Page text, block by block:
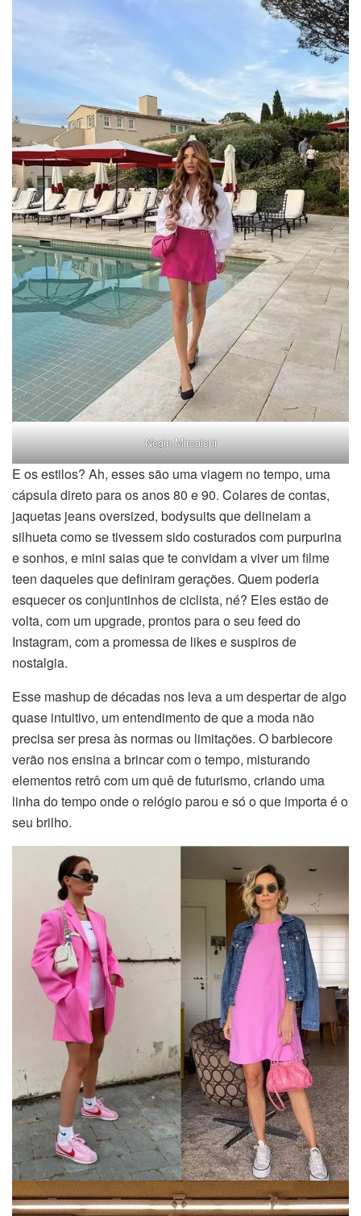
Negin Mirsalehi
E os estilos? Ah, esses são uma viagem no tempo, uma
cápsula direto para os anos 80 e 90. Colares de contas,
jaquetas jeans oversized, bodysuits que delineiam a
silhueta como se tivessem sido costurados com purpurina
e sonhos, e mini saias que te convidam a viver um filme
teen daqueles que definiram gerações. Quem poderia
esquecer os conjuntinhos de ciclista, né? Eles estão de
volta, com um upgrade, prontos para o seu feed do
Instagram, com a promessa de likes e suspiros de
nostalgia.
Esse mashup de décadas nos leva a um despertar de algo
quase intuitivo, um entendimento de que a moda não
precisa ser presa às normas ou limitações. O barbiecore
verão nos ensina a brincar com o tempo, misturando
elementos retrô com um quê de futurismo, criando uma
linha do tempo onde o relógio parou e só o que importa é o
seu brilho.